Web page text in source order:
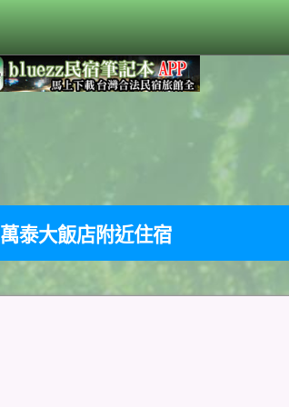
萬泰大飯店附近住宿